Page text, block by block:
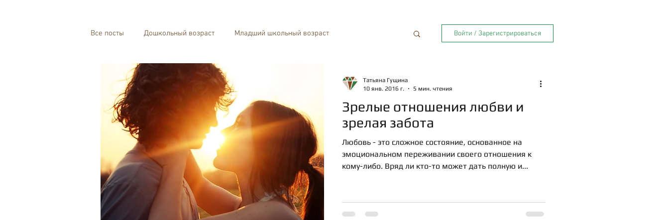
Все посты Дошкольный возраст Младший школьный возраст
Взаимоотношения Телесная тпсихотерапия
Войти / Зарегистрироваться
Зрелые отношения любви и
зрелая забота
Любовь - это сложное состояние, основанное на
эмоциональном переживании своего отношения к
кому-либо. Вряд ли кто-то может дать полную и...
Татьяна Гущина
10 янв. 2016 г.
5 мин. чтения